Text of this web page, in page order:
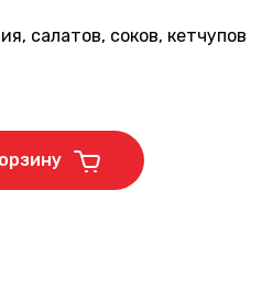
салатов, соков, кетчупов